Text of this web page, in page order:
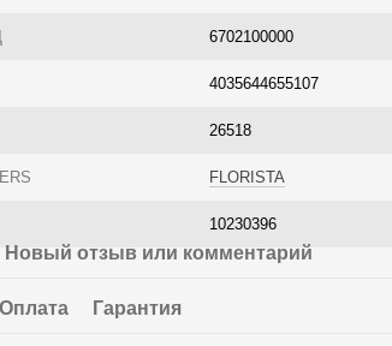
6702100000
4035644655107
26518
FLORISTA
10230396
Новый отзыв или комментарий
Оплата Гарантия